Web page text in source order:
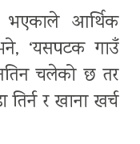
भएकाले आर्थिक
‘यसपटक गाउँ
चलेको छ तर
र खाना खर्च